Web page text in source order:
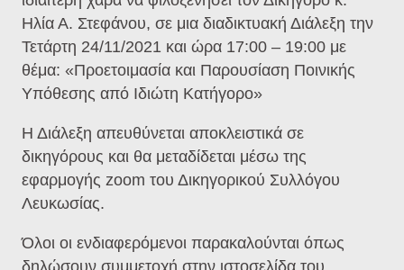
Ηλία Α. Στεφάνου, σε μια διαδικτυακή Διάλεξη την
Τετάρτη 24/11/2021 και ώρα 17:00 – 19:00 με
θέμα: «Προετοιμασία και Παρουσίαση Ποινικής
Υπόθεσης από Ιδιώτη Κατήγορο»
Η Διάλεξη απευθύνεται αποκλειστικά σε
δικηγόρους και θα μεταδίδεται μέσω της
εφαρμογής zoom του Δικηγορικού Συλλόγου
Λευκωσίας.
Όλοι οι ενδιαφερόμενοι παρακαλούνται όπως
δηλώσουν συμμετοχή στην ιστοσελίδα του